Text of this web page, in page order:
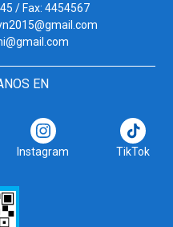
/ Fax: 4454567
EN
Instagram TikTok